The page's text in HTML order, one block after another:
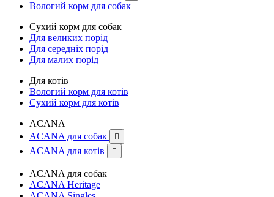
Вологий корм для собак
Сухий корм для собак
Для великих порід
Для середніх порід
Для малих порід
Для котів
Вологий корм для котів
Сухий корм для котів
ACANA
ACANA для собак

ACANA для котів 
ACANA для собак
ACANA Heritage